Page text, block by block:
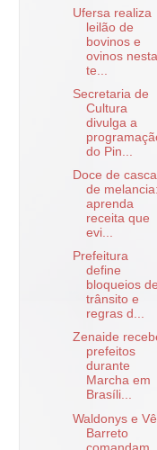
Ufersa realiza
leilão de
bovinos e
ovinos nesta
te...
Secretaria de
Cultura
divulga a
do Pin...
Doce de casca
de melancia:
aprenda
receita que
evi...
Prefeitura
define
bloqueios de
trânsito e
regras d...
Zenaide
prefeitos
durante
Marcha em
Brasíli...
Waldonys e Vê
Barreto
comandam